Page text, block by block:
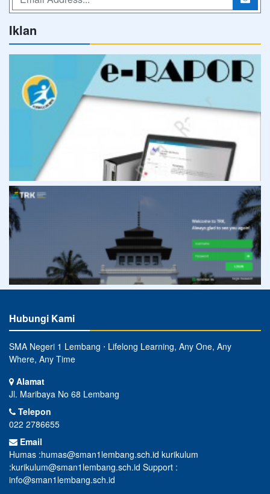
Iklan
Hubungi Kami
SMA Negeri 1 Lembang ⋅ Lifelong Learning, Any One, Any
Where, Any Time
Alamat
Jl. Maribaya No 68 Lembang
Telepon
022 2786655
Email
Humas :humas@sman1lembang.sch.id kurikulum
:kurikulum@sman1lembang.sch.id Support :
info@sman1lembang.sch.id